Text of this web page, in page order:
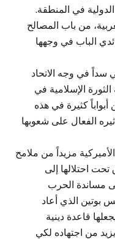
في المنطقة.
من باب المصالح
الباب في وجهها
سداً في وجه الاتحاد
الإسلامية في
كثيرة في هذه
الفعال على شعوبها
مزيداً من ملامح
تحت احتلالها إلى
مساندة الحرب
بوتين الذي أعاد
قاعدة دينية
من اجتهاده لكي